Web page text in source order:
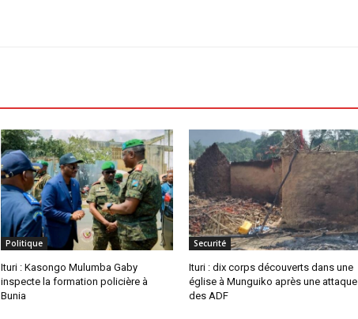
Politique
Ituri : Kasongo Mulumba Gaby
inspecte la formation policière à
Bunia
Securité
Ituri : dix corps découverts dans une
église à Munguiko après une attaque
des ADF